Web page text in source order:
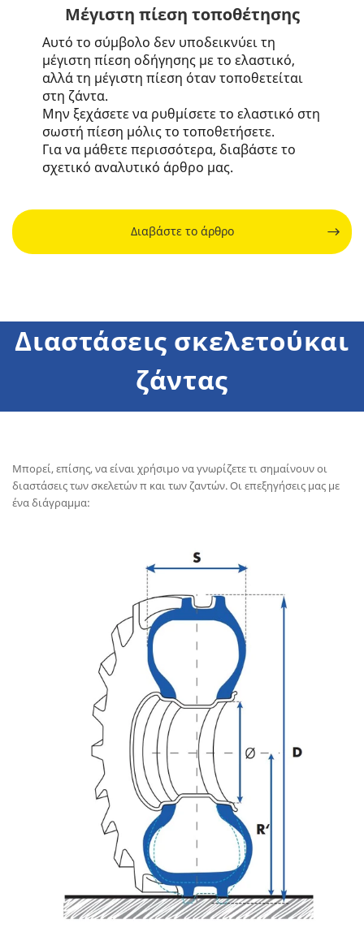
Μέγιστη πίεση τοποθέτησης
Αυτό το σύμβολο δεν υποδεικνύει τη
μέγιστη πίεση οδήγησης με το ελαστικό,
αλλά τη μέγιστη πίεση όταν τοποθετείται
στη ζάντα.
Μην ξεχάσετε να ρυθμίσετε το ελαστικό στη
σωστή πίεση μόλις το τοποθετήσετε.
Για να μάθετε περισσότερα, διαβάστε το
σχετικό αναλυτικό άρθρο μας.
Διαβάστε το άρθρο
Διαστάσεις σκελετούκαι
ζάντας
Μπορεί, επίσης, να είναι χρήσιμο να γνωρίζετε τι σημαίνουν οι
διαστάσεις των σκελετών π και των ζαντών. Οι επεξηγήσεις μας με
ένα διάγραμμα: